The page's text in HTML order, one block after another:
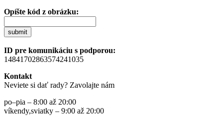
Opíšte kód z obrázku:
submit
ID pre komunikáciu s podporou:
14841702863574241035
Kontakt
Neviete si dať rady? Zavolajte nám
po–pia – 8:00 až 20:00
víkendy,sviatky – 9:00 až 20:00